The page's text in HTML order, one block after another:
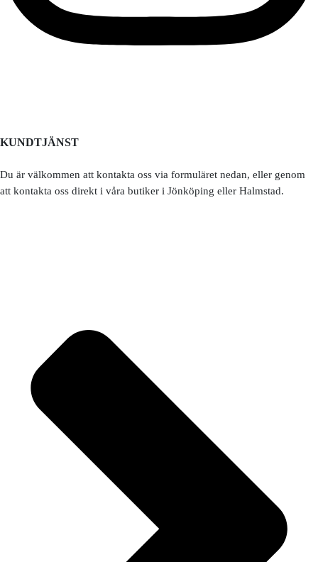
KUNDTJÄNST
Du är välkommen att kontakta oss via formuläret nedan, eller genom
att kontakta oss direkt i våra butiker i Jönköping eller Halmstad.